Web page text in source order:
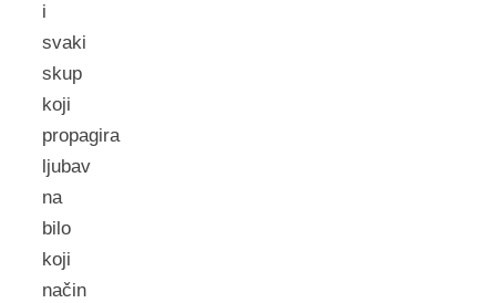
i
svaki
skup
koji
propagira
ljubav
na
bilo
koji
način